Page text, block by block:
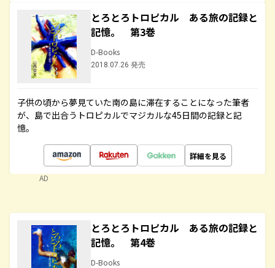
とろとろトロピカル ある旅の記録と
記憶。 第3巻
D-Books
2018.07.26 発売
子供の頃から夢見ていた南の島に滞在することになった筆者
が、島で出合うトロピカルでマジカルな45日間の記録と記
憶。
詳細を見る
AD
とろとろトロピカル ある旅の記録と
記憶。 第4巻
D-Books